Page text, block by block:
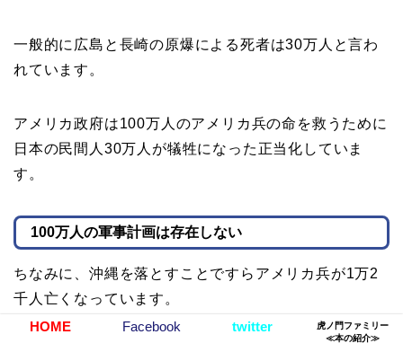
一般的に広島と長崎の原爆による死者は30万人と言わ
れています。
アメリカ政府は100万人のアメリカ兵の命を救うために
日本の民間人30万人が犠牲になった正当化していま
す。
100万人の軍事計画は存在しない
ちなみに、沖縄を落とすことですらアメリカ兵が1万2
千人亡くなっています。
HOME Facebook twitter
虎ノ門ファミリー
≪本の紹介≫